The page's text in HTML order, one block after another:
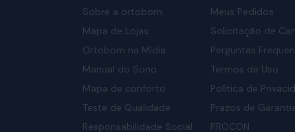
Sobre a ortobom
Mapa de Lojas
Ortobom na Mídia
Manual do Sono
Mapa de conforto
Teste de Qualidade
Responsabilidade Social
Meus Pedidos
Solicitação de
Perguntas
Termos de Uso
Política de
Prazos de
PROCON